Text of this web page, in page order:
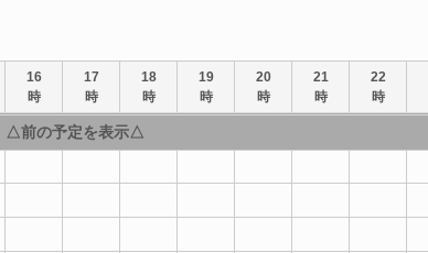
16
時
17
時
18
時
19
時
20
時
21
時
22
時
△前の予定を表示△